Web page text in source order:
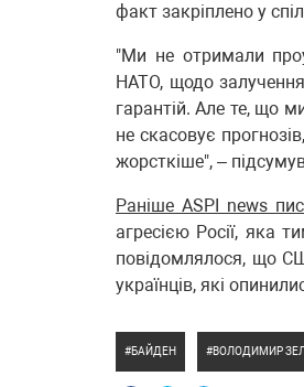
факт закріплено у
"Ми не отримали
НАТО, щодо
гарантій. Але те, що
не скасовує
жорсткіше", –
Раніше ASPI news
агресією Росії, яка
повідомлялося, що
українців, які
БАЙДЕН ВОЛОДИМИР